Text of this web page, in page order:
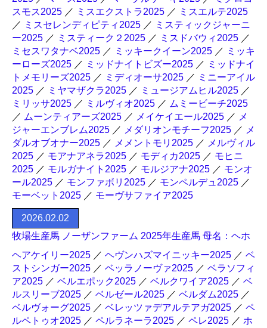
スモス2025 ／ ミスエクストラ2025 ／ ミスエルテ2025
／ ミスセレンディピティ2025 ／ ミスティックジャーニ
ー2025 ／ ミスティーク２2025 ／ ミスドバウィ2025 ／
ミセスワタナベ2025 ／ ミッキークイーン2025 ／ ミッキ
ーローズ2025 ／ ミッドナイトビズー2025 ／ ミッドナイ
トメモリーズ2025 ／ ミディオーサ2025 ／ ミニーアイル
2025 ／ ミヤマザクラ2025 ／ ミュージアムヒル2025 ／
ミリッサ2025 ／ ミルヴィオ2025 ／ ムミービーチ2025
／ ムーンティアーズ2025 ／ メイケイエール2025 ／ メ
ジャーエンブレム2025 ／ メダリオンモチーフ2025 ／ メ
ダルオブオナー2025 ／ メメントモリ2025 ／ メルヴィル
2025 ／ モアナアネラ2025 ／ モディカ2025 ／ モヒニ
2025 ／ モルガナイト2025 ／ モルジアナ2025 ／ モンオ
ール2025 ／ モンファボリ2025 ／ モンペルデュ2025 ／
モーベット2025 ／ モーヴサファイア2025
2026.02.02
牧場生産馬 ノーザンファーム 2025年生産馬 母名：ヘホ
ヘアケイリー2025 ／ ヘヴンハズマイニッキー2025 ／ ベ
ストシンガー2025 ／ ベッラノーヴァ2025 ／ ベラソフィ
ア2025 ／ ベルエポック2025 ／ ベルクワイア2025 ／ ベ
ルスリーブ2025 ／ ベルゼール2025 ／ ベルダム2025 ／
ベルヴォーグ2025 ／ ベレッツァデアルテアガ2025 ／ ペ
ルペトゥオ2025 ／ ペルラネーラ2025 ／ ペレ2025 ／ ホ